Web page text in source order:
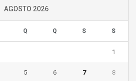
AGOSTO 2026
Q Q S S
1
5 6 7 8